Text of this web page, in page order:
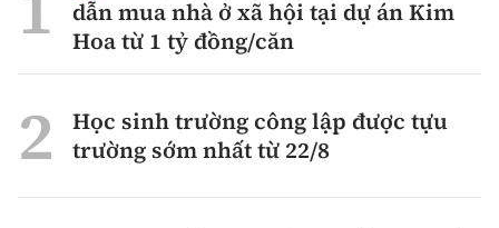
dẫn mua nhà ở xã hội tại dự án Kim
Hoa từ 1 tỷ đồng/căn
Học sinh trường công lập được tựu
trường sớm nhất từ 22/8